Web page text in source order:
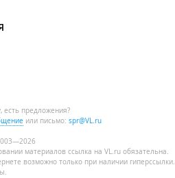
предложения?
или письмо: spr@VL.ru
материалов ссылка на VL.ru обязательна.
возможно только при наличии гиперссылки.